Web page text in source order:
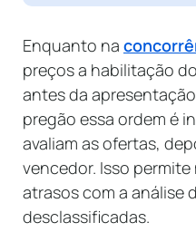
Enquanto na
preços a habilitação
antes da
pregão essa ordem é
avaliam as ofertas,
vencedor. Isso
atrasos com a análise
desclassificadas.